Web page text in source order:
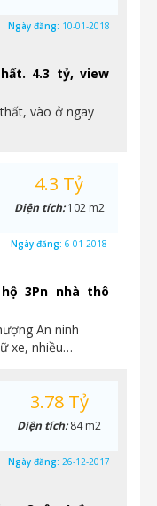
4.3 tỷ, view
vào ở ngay
Ngày đăng: 10-01-2018
3Pn nhà thô
An ninh
xe, nhiều…
4.3 Tỷ
Diện tích:102 m2
Ngày đăng: 6-01-2018
3.78 Tỷ
Diện tích:84 m2
Ngày đăng: 26-12-2017